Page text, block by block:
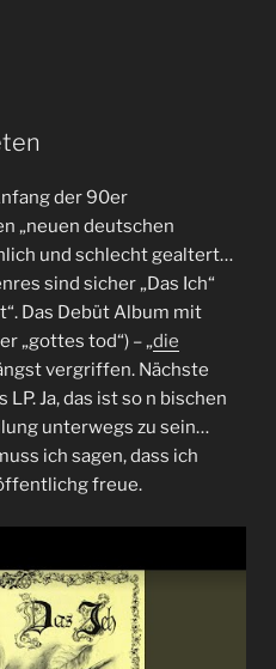
der 90er
„neuen deutschen
und schlecht gealtert…
sind sicher „Das Ich“
Das Debüt Album mit
„gottes tod“) – „die
vergriffen. Nächste
Ja, das ist so n bischen
unterwegs zu sein…
ich sagen, dass ich
freue.